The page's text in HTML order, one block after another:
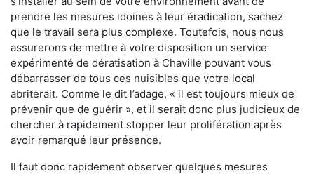
prendre les mesures idoines à leur éradication, sachez
que le travail sera plus complexe. Toutefois, nous nous
assurerons de mettre à votre disposition un service
expérimenté de dératisation à Chaville pouvant vous
débarrasser de tous ces nuisibles que votre local
abriterait. Comme le dit l’adage, « il est toujours mieux de
prévenir que de guérir », et il serait donc plus judicieux de
chercher à rapidement stopper leur prolifération après
avoir remarqué leur présence.
Il faut donc rapidement observer quelques mesures